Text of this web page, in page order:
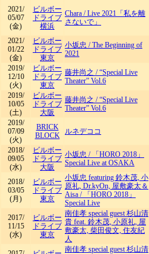
2021/
05/07
(金)
ビルボー
ドライブ
横浜
Chara /Live 2021「私を離
さないで」
2021/
01/22
(金)
ビルボー
ドライブ
東京
小坂忠 /The Beginning of
2021
2019/
12/10
(火)
ビルボー
ドライブ
東京
藤井尚之 /“Special Live
Theater” Vol.6
2019/
10/05
(土)
ビルボー
ドライブ
大阪
藤井尚之 /“Special Live
Theater” Vol.6
2019/
07/09
(火)
BRICK
BLOCK
ルネデココ
2018/
09/05
(水)
ビルボー
ドライブ
大阪
小坂忠 /
「HORO 2018」
Special Live at OSAKA
2018/
03/05
(月)
ビルボー
ドライブ
東京
小坂忠 featuring 鈴木茂, 小
原礼, Dr.kyOn, 屋敷豪太＆
Aisa /
「HORO 2018」
Special Live
2017/
11/15
(水)
ビルボー
ドライブ
東京
南佳孝 special guest 杉山清
貴 feat. 鈴木茂, 小原礼, 屋
敷豪太, 柴田俊文, 住友紀
人
南佳孝 special guest 杉山清